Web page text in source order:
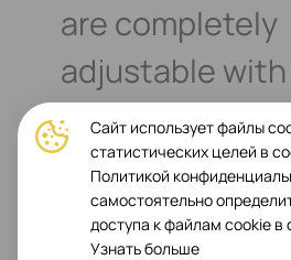
are completely
adjustable
Stand. It’s
taking up
And it can
Сайт использует файлы
статистических целей в
Политикой
самостоятельно
доступа к файлам cookie в
Узнать больше